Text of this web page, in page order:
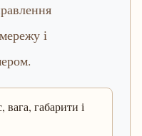
і
вага, габарити і